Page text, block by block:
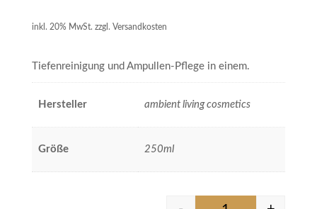
inkl. 20% MwSt. zzgl. Versandkosten
Tiefenreinigung und Ampullen-Pflege in einem.
Hersteller ambient living cosmetics
Größe 250ml